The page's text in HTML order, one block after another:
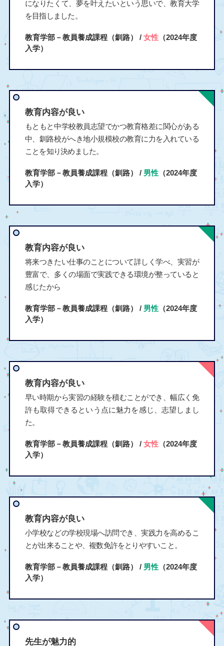
になりたくて、夢を叶えたいという思いで、教育大学
を目指しました。
教育学部－教員養成課程（釧路） / 女性（2024年度
入学）
教育内容が良い
もともと中学校教員志望でかつ教育格差に関心がある
中、釧路校がへき地小規模校の教育に力を入れている
ことを知り決めました。
教育学部－教員養成課程（釧路） / 男性（2024年度
入学）
教育内容が良い
将来つきたい仕事のことについて詳しく学べ、実習が
豊富で、多くの場面で実践できる環境が整っていると
感じたから
教育学部－教員養成課程（釧路） / 男性（2024年度
入学）
教育内容が良い
早い時期から実習の経験を積むことができ、幅広く免
許も取得できるという点に魅力を感じ、志望しまし
た。
教育学部－教員養成課程（釧路） / 女性（2024年度
入学）
教育内容が良い
小学校などの学校現場へ訪問でき、実践力を高めるこ
とが出来ることや、複数免許をとりやすいこと。
教育学部－教員養成課程（釧路） / 男性（2024年度
入学）
先生が魅力的